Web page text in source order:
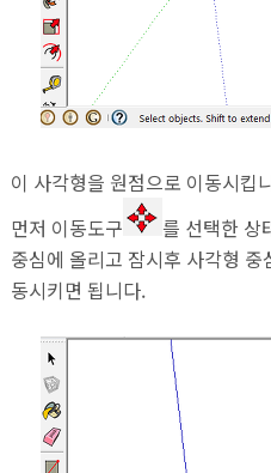
이 사각형을 원점으로 이동시킵
먼저 이동도구
를 선택한 상
중심에 올리고 잠시후 사각형
동시키면 됩니다.